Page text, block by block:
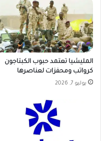
المليشيا تعتمد حبوب الكبتاجون
كرواتب ومحفزات لعناصرها
يوليو 7, 2026